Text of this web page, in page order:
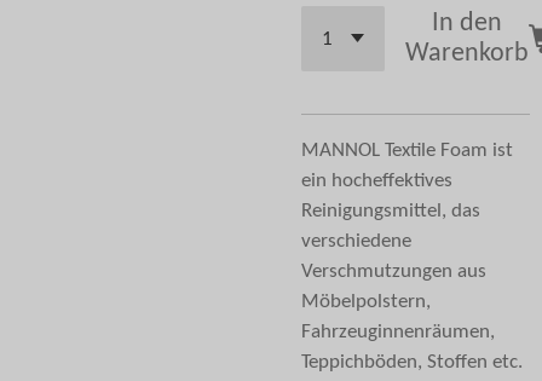
In den
Warenkorb
MANNOL Textile Foam ist
ein hocheffektives
Reinigungsmittel, das
verschiedene
Verschmutzungen aus
Möbelpolstern,
Fahrzeuginnenräumen,
Teppichböden, Stoffen etc.